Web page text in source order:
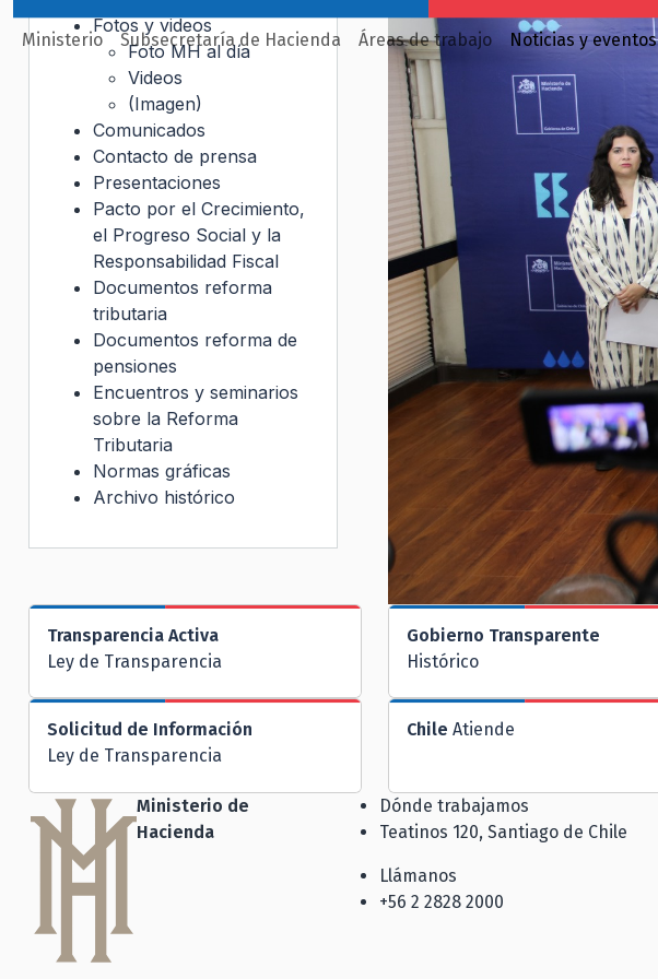
Ministerio Subsecretaría de Hacienda Áreas de trabajo Noticias y eventos
Fotos y videos
Foto MH al día
Videos
(Imagen)
Comunicados
Contacto de prensa
Presentaciones
Pacto por el Crecimiento,
el Progreso Social y la
Responsabilidad Fiscal
Documentos reforma
tributaria
Documentos reforma de
pensiones
Encuentros y seminarios
sobre la Reforma
Tributaria
Normas gráficas
Archivo histórico
Transparencia Activa
Ley de Transparencia
Gobierno Transparente
Histórico
Solicitud de Información
Ley de Transparencia
Chile Atiende
Ministerio de
Hacienda
Dónde trabajamos
Teatinos 120, Santiago de Chile
Llámanos
+56 2 2828 2000